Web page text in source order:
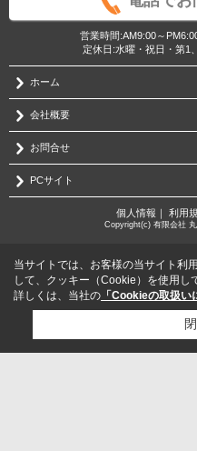
営業時間:AM9:00～
定休日:水曜・祝日・第1
ホーム
会社概要
お問合せ
PCサイト
個人情報 利用
Copyright(c) 有限会社
当サイトでは、お客様の当サイト利
して、クッキー（Cookie）を使用し
詳しくは、当社の 「Cookieの取扱い